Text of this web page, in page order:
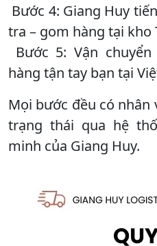
Bước 4: Giang Huy
tra – gom hàng tại kho
Bước 5: Vận
hàng tận tay bạn tại
Mọi bước đều có nhân
trạng thái qua hệ
minh của Giang Huy.